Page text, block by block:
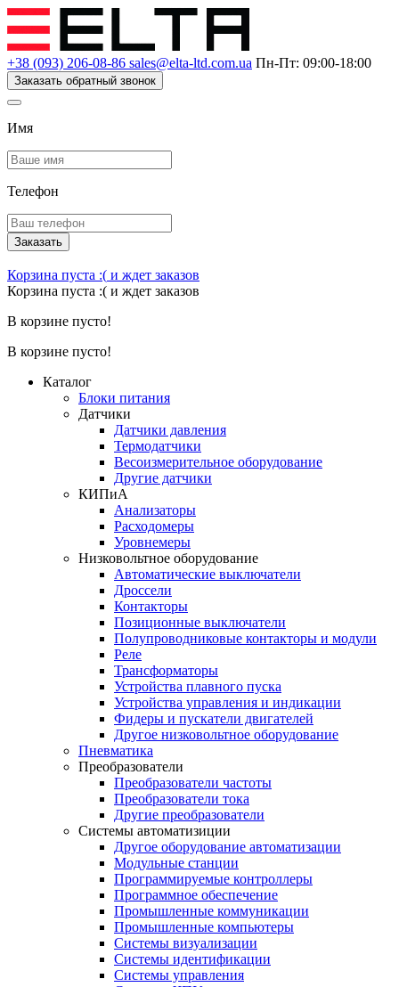
+38 (093) 206-08-86 sales@elta-ltd.com.ua Пн-Пт: 09:00-18:00
Заказать обратный звонок
Имя
Телефон
Заказать
Корзина пуста :( и ждет заказов
Корзина пуста :( и ждет заказов
В корзине пусто!
В корзине пусто!
Каталог
Блоки питания
Датчики
Датчики давления
Термодатчики
Весоизмерительное оборудование
Другие датчики
КИПиА
Анализаторы
Расходомеры
Уровнемеры
Низковольтное оборудование
Автоматические выключатели
Дроссели
Контакторы
Позиционные выключатели
Полупроводниковые контакторы и модули
Реле
Трансформаторы
Устройства плавного пуска
Устройства управления и индикации
Фидеры и пускатели двигателей
Другое низковольтное оборудование
Пневматика
Преобразователи
Преобразователи частоты
Преобразователи тока
Другие преобразователи
Системы автоматизиции
Другое оборудование автоматизации
Модульные станции
Программируемые контроллеры
Программное обеспечение
Промышленные коммуникации
Промышленные компьютеры
Системы визуализации
Системы идентификации
Системы управления